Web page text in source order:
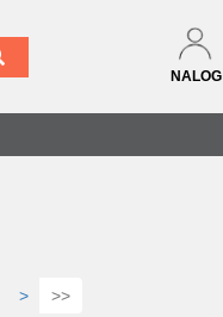
NALOG
> >>